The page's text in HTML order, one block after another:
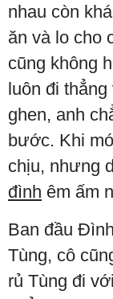
nhau còn
ăn và lo cho
cũng không
luôn đi
ghen, anh
bước. Khi
chịu, nhưng
đình êm ấm
Ban đầu
Tùng, cô
rủ Tùng đi